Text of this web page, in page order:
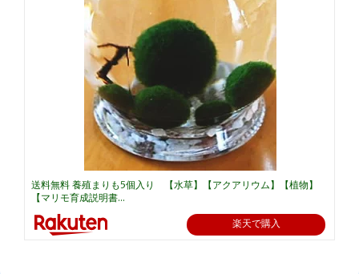
送料無料 養殖まりも5個入り 【水草】【アクアリウム】【植物】
【マリモ育成説明書...
楽天で購入